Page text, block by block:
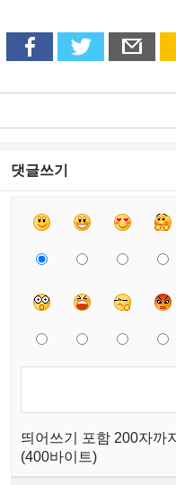
댓글쓰기
띄어쓰기 포함 200자까
(400바이트)